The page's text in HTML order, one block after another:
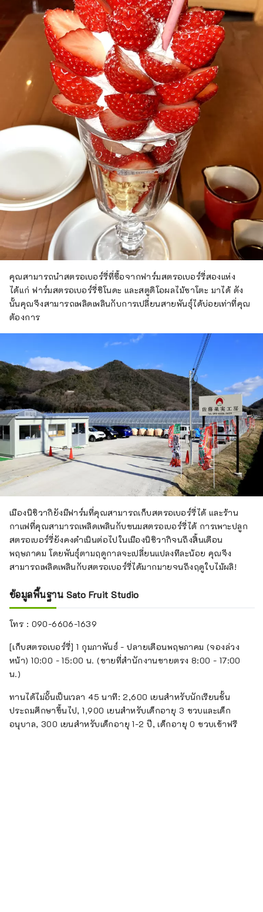
คุณสามารถนำสตรอเบอร์รี่ที่ซื้อจากฟาร์มสตรอเบอร์รี่สองแห่ง
ได้แก่ ฟาร์มสตรอเบอร์รี่ชิโนดะ และสตูดิโอผลไม้ซาโตะ มาได้ ดัง
นั้นคุณจึงสามารถเพลิดเพลินกับการเปลี่ยนสายพันธุ์ได้บ่อยเท่าที่คุณ
ต้องการ
เมืองนิชิวากิยังมีฟาร์มที่คุณสามารถเก็บสตรอเบอร์รี่ได้ และร้าน
กาแฟที่คุณสามารถเพลิดเพลินกับขนมสตรอเบอร์รี่ได้ การเพาะปลูก
สตรอเบอร์รี่ยังคงดำเนินต่อไปในเมืองนิชิวากิจนถึงสิ้นเดือน
พฤษภาคม โดยพันธุ์ตามฤดูกาลจะเปลี่ยนแปลงทีละน้อย คุณจึง
สามารถเพลิดเพลินกับสตรอเบอร์รี่ได้มากมายจนถึงฤดูใบไม้ผลิ!
ข้อมูลพื้นฐาน Sato Fruit Studio
โทร : 090-6606-1639
[เก็บสตรอเบอร์รี่] 1 กุมภาพันธ์ - ปลายเดือนพฤษภาคม (จองล่วง
หน้า) 10:00 - 15:00 น. (ขายที่สำนักงานขายตรง 8:00 - 17:00
น.)
ทานได้ไม่อั้นเป็นเวลา 45 นาที: 2,600 เยนสำหรับนักเรียนชั้น
ประถมศึกษาขึ้นไป, 1,900 เยนสำหรับเด็กอายุ 3 ขวบและเด็ก
อนุบาล, 300 เยนสำหรับเด็กอายุ 1-2 ปี, เด็กอายุ 0 ขวบเข้าฟรี